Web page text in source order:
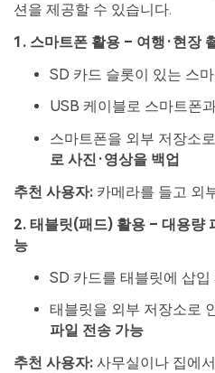
션을 제공할 수 있습니다.
1. 스마트폰 활용 – 여행·현장
SD 카드 슬롯이 있는 스
USB 케이블로 스마트폰
스마트폰을 외부 저장소
로 사진·영상을 백업
추천 사용자: 카메라를 들고 외
2. 태블릿(패드) 활용 – 대용량
능
SD 카드를 태블릿에 삽
태블릿을 외부 저장소로
파일 전송 가능
추천 사용자: 사무실이나 집에